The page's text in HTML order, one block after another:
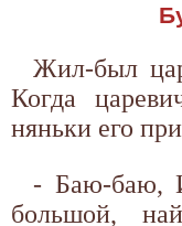
Жил-был
Когда
няньки его
- Баю-баю,
большой,